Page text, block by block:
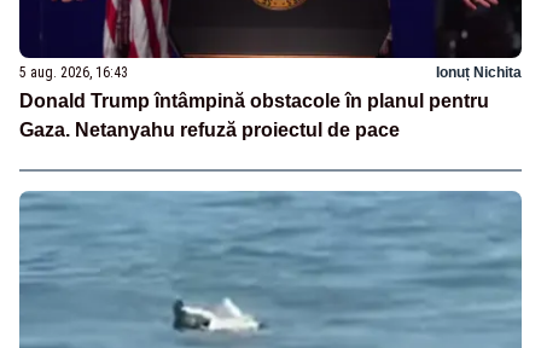
5 aug. 2026, 16:43 Ionuț Nichita
Donald Trump întâmpină obstacole în planul pentru
Gaza. Netanyahu refuză proiectul de pace